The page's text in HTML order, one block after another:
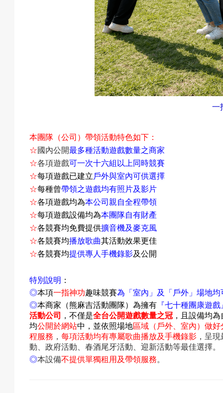
擇
活
動
預
約
一
本團隊（公司）帶領活動特色如下：
☆國內公開最多種活動遊戲數量之商家
☆各項遊戲可一次十六組以上同時競賽
☆每項遊戲已建立戶外與室內可供選擇
☆每種曾帶領之遊戲均有照片及影片
☆各項遊戲均為本公司親自全程帶領
☆每項遊戲設備均為本團隊自有財產
☆各競賽均免費提供擴音機及麥克風
☆各競賽均播放歌曲其活動效果更佳
☆各競賽均提供專人手機錄影及公開
特別說明 ：
◎本項一指神功趣味競賽為「室內」及「戶外」場地均
◎本商家（熊麻吉活動團隊）為擁有 『七十種團康遊戲
活動公司
，不僅是全台公開遊戲數量之冠 ，且設備均
均公開於網站中 ，並依照場地區域（戶外、室內）做好
程服務 ，每項活動均有專屬歌曲播放及手機錄影 ，呈
動、政府活動、春酒尾牙活動、迎新活動等最佳選擇。
◎本設備不提供單獨租用及帶領服務。